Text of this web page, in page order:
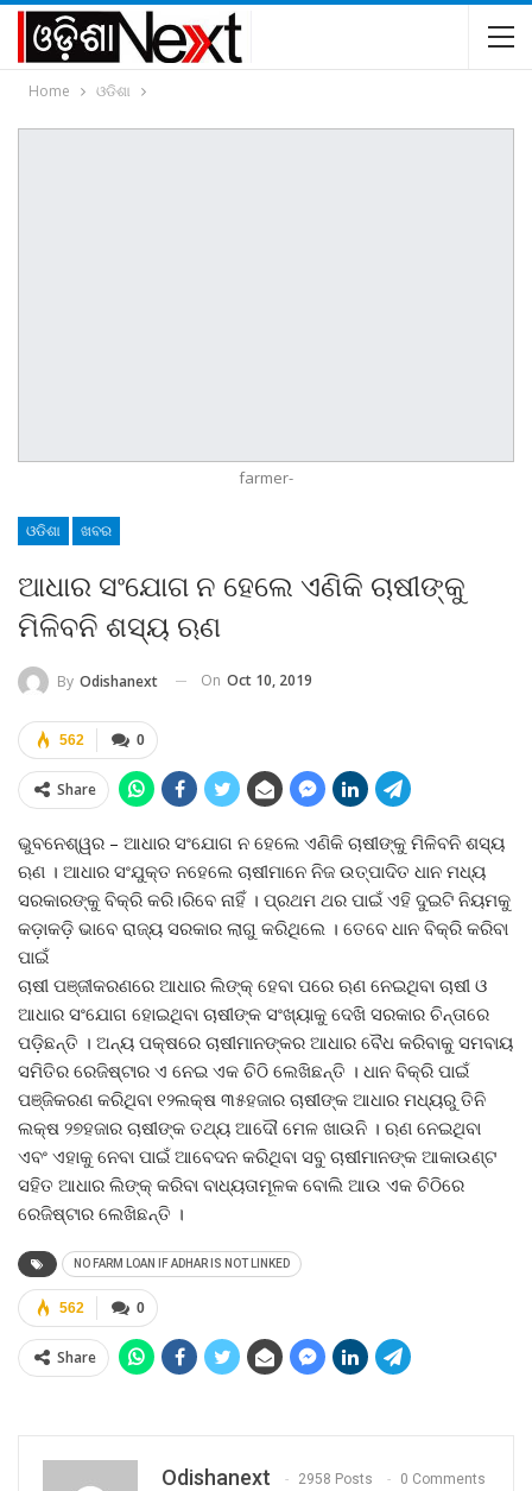
Home ଓଡିଶା
farmer-
ଓଡିଶା ଖବର
ଆଧାର ସଂଯୋଗ ନ ହେଲେ ଏଣିକି ଚାଷୀଙ୍କୁ
ମିଳିବନି ଶସ୍ୟ ଋଣ
By Odishanext On Oct 10, 2019
0
562
Share
ଭୁବନେଶ୍ୱର – ଆଧାର ସଂଯୋଗ ନ ହେଲେ ଏଣିକି ଚାଷୀଙ୍କୁ ମିଳିବନି ଶସ୍ୟ
ଋଣ । ଆଧାର ସଂଯୁକ୍ତ ନହେଲେ ଚାଷୀମାନେ ନିଜ ଉତ୍ପାଦିତ ଧାନ ମଧ୍ୟ
ସରକାରଙ୍କୁ ବିକ୍ରି କରି।ରିବେ ନାହିଁ । ପ୍ରଥମ ଥର ପାଇଁ ଏହି ଦୁଇଟି ନିୟମକୁ
କଡ଼ାକଡ଼ି ଭାବେ ରାଜ୍ୟ ସରକାର ଲାଗୁ କରିଥିଲେ । ତେବେ ଧାନ ବିକ୍ରି କରିବା
ପାଇଁ
ଚାଷୀ ପଞ୍ଜୀକରଣରେ ଆଧାର ଲିଙ୍କ୍‍ ହେବା ପରେ ଋଣ ନେଇଥିବା ଚାଷୀ ଓ
ଆଧାର ସଂଯୋଗ ହୋଇଥିବା ଚାଷୀଙ୍କ ସଂଖ୍ୟାକୁ ଦେଖି ସରକାର ଚିନ୍ତାରେ
ପଡ଼ିଛନ୍ତି । ଅନ୍ୟ ପକ୍ଷରେ ଚାଷୀମାନଙ୍କର ଆଧାର ବୈଧ କରିବାକୁ ସମବାୟ
ସମିତିର ରେଜିଷ୍ଟାର ଏ ନେଇ ଏକ ଚିଠି ଲେଖିଛନ୍ତି । ଧାନ ବିକ୍ରି ପାଇଁ
ପଞ୍ଜିକରଣ କରିଥିବା ୧୨ଲକ୍ଷ ୩୫ହଜାର ଚାଷୀଙ୍କ ଆଧାର ମଧ୍ୟରୁ ତିନି
ଲକ୍ଷ ୨୭ହଜାର ଚାଷୀଙ୍କ ତଥ୍ୟ ଆଦୌ ମେଳ ଖାଉନି । ଋଣ ନେଇଥିବା
ଏବଂ ଏହାକୁ ନେବା ପାଇଁ ଆବେଦନ କରିଥିବା ସବୁ ଚାଷୀମାନଙ୍କ ଆକାଉଣ୍ଟ
ସହିତ ଆଧାର ଲିଙ୍କ୍‍ କରିବା ବାଧ୍ୟତାମୂଳକ ବୋଲି ଆଉ ଏକ ଚିଠିରେ
ରେଜିଷ୍ଟାର ଲେଖିଛନ୍ତି ।
NO FARM LOAN IF ADHAR IS NOT LINKED
0
562
Share
Odishanext 2958 Posts 0 Comments